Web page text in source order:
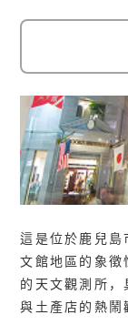
這是位於鹿兒
文館地區的象徵
的天文觀測所
與土產店的熱鬧